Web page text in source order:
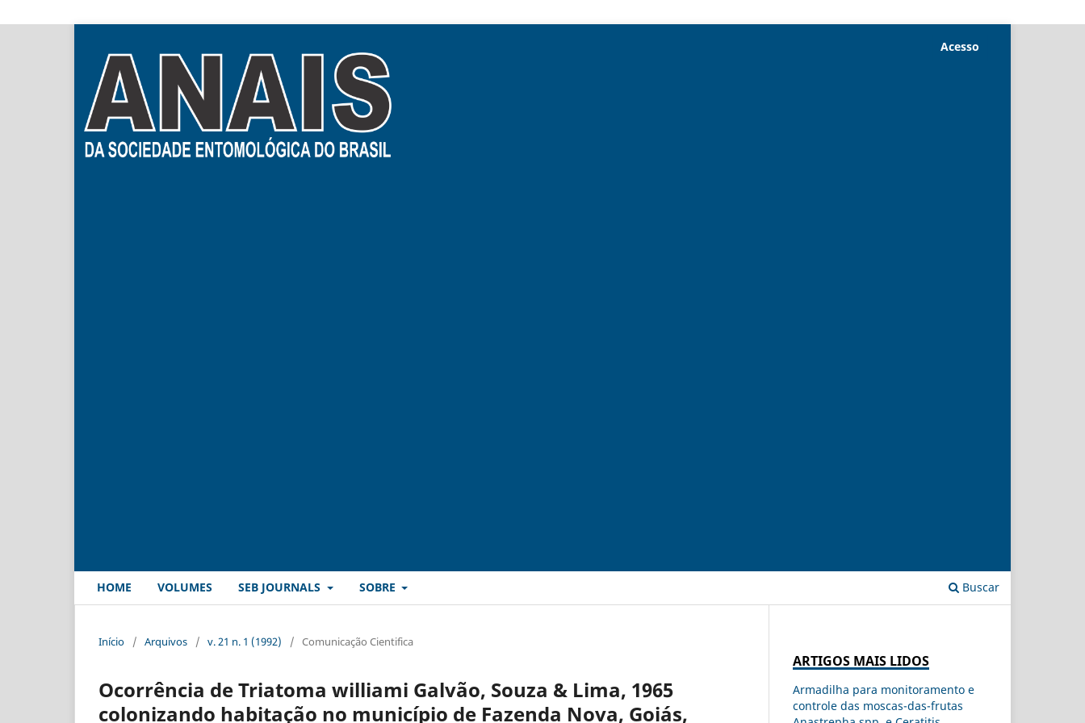
HOME VOLUMES SEB JOURNALS SOBRE Buscar
Acesso
Início / Arquivos / v. 21 n. 1 (1992) / Comunicação Cientifica
Ocorrência de Triatoma williami Galvão, Souza & Lima, 1965
colonizando habitação no município de Fazenda Nova, Goiás,
ARTIGOS MAIS LIDOS
Armadilha para monitoramento e
controle das moscas-das-frutas